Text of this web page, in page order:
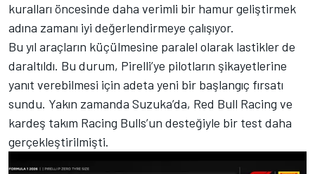
kuralları öncesinde daha verimli bir hamur geliştirmek
adına zamanı iyi değerlendirmeye çalışıyor.
Bu yıl araçların küçülmesine paralel olarak lastikler de
daraltıldı. Bu durum, Pirelli’ye pilotların şikayetlerine
yanıt verebilmesi için adeta yeni bir başlangıç fırsatı
sundu. Yakın zamanda Suzuka’da, Red Bull Racing ve
kardeş takım Racing Bulls’un desteğiyle bir test daha
gerçekleştirilmişti.